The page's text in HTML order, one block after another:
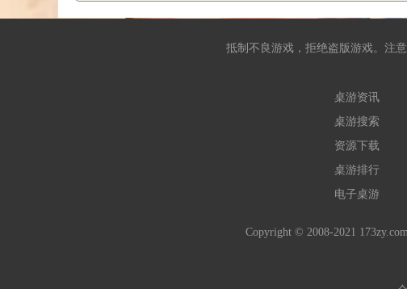
抵制不良游戏，拒绝盗版游戏。注
桌游资讯
桌游搜索
资源下载
桌游排行
电子桌游
Copyright © 2008-2021